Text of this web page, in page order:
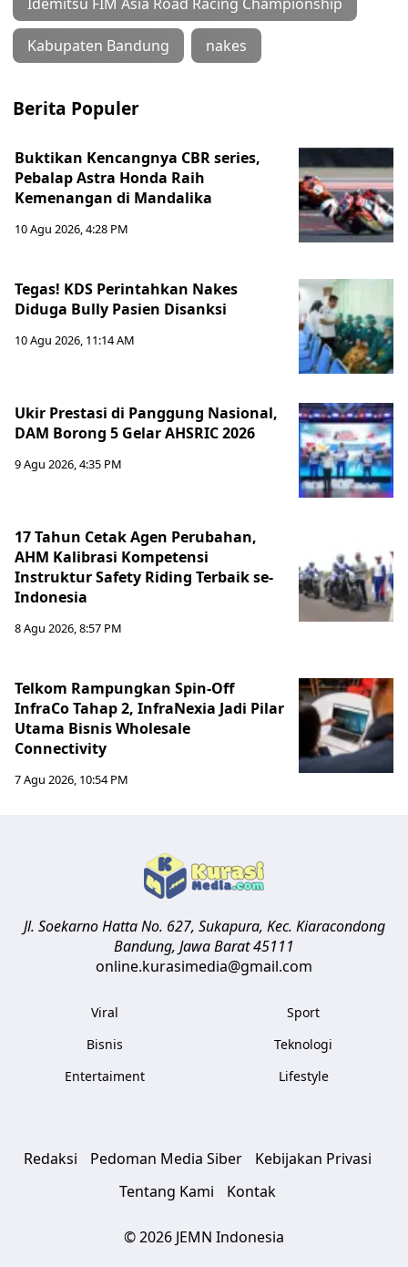
Kabupaten Bandung nakes
Berita Populer
Buktikan Kencangnya CBR series,
Pebalap Astra Honda Raih
Kemenangan di Mandalika
10 Agu 2026, 4:28 PM
Tegas! KDS Perintahkan Nakes
Diduga Bully Pasien Disanksi
10 Agu 2026, 11:14 AM
Ukir Prestasi di Panggung Nasional,
DAM Borong 5 Gelar AHSRIC 2026
9 Agu 2026, 4:35 PM
17 Tahun Cetak Agen Perubahan,
AHM Kalibrasi Kompetensi
Instruktur Safety Riding Terbaik se-
Indonesia
8 Agu 2026, 8:57 PM
Telkom Rampungkan Spin-Off
InfraCo Tahap 2, InfraNexia Jadi Pilar
Utama Bisnis Wholesale
Connectivity
7 Agu 2026, 10:54 PM
Jl. Soekarno Hatta No. 627, Sukapura, Kec. Kiaracondong
Bandung, Jawa Barat45111
online.kurasimedia@gmail.com
Viral
Bisnis
Entertaiment
Sport
Teknologi
Lifestyle
Redaksi Pedoman Media Siber
Kebijakan Privasi
Tentang Kami
Kontak
© 2026 JEMN Indonesia